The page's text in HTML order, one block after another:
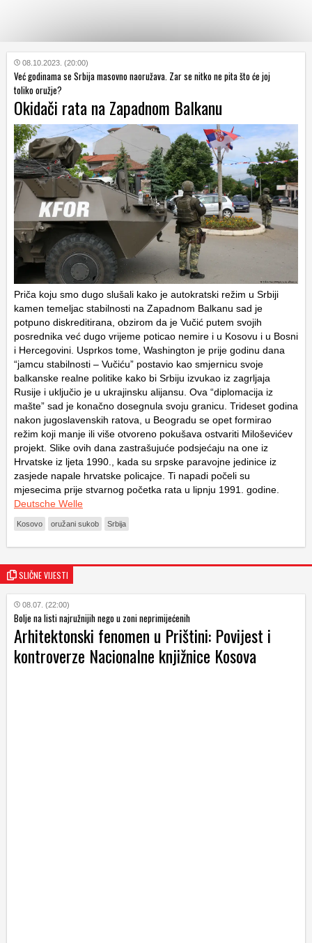
KATEGORIJE
HRVATSKI
WEB
08.10.2023. (20:00)
Već godinama se Srbija masovno naoružava. Zar se nitko ne pita što će joj
toliko oružje?
Okidači rata na Zapadnom Balkanu
Priča koju smo dugo slušali kako je autokratski režim u Srbiji
kamen temeljac stabilnosti na Zapadnom Balkanu sad je
potpuno diskreditirana, obzirom da je Vučić putem svojih
posrednika već dugo vrijeme poticao nemire i u Kosovu i u Bosni
i Hercegovini. Usprkos tome, Washington je prije godinu dana
“jamcu stabilnosti – Vučiću” postavio kao smjernicu svoje
balkanske realne politike kako bi Srbiju izvukao iz zagrljaja
Rusije i uključio je u ukrajinsku alijansu. Ova “diplomacija iz
mašte” sad je konačno dosegnula svoju granicu. Trideset godina
nakon jugoslavenskih ratova, u Beogradu se opet formirao
režim koji manje ili više otvoreno pokušava ostvariti Miloševićev
projekt. Slike ovih dana zastrašujuće podsjećaju na one iz
Hrvatske iz ljeta 1990., kada su srpske paravojne jedinice iz
zasjede napale hrvatske policajce. Ti napadi počeli su
mjesecima prije stvarnog početka rata u lipnju 1991. godine.
Deutsche Welle
Kosovo oružani sukob Srbija
SLIČNE VIJESTI
08.07. (22:00)
Bolje na listi najružnijih nego u zoni neprimijećenih
Arhitektonski fenomen u Prištini: Povijest i
kontroverze Nacionalne knjižnice Kosova